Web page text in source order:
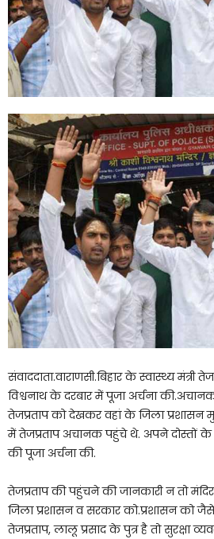
संवाददाता.वाराणसी.बिहार के स्वास्थ्य मंत्री
विश्वनाथ के दरबार में पूजा अर्चना
तेजप्रताप को देखकर वहां के जिला प्रशासन
में तेजप्रताप अचानक पहुंचे थे. अपने दोस्तों के
की पूजा अर्चना की.
तेजप्रताप की पहुंचने की जानकारी न तो
जिला प्रशासन व सरकार को.प्रशासन को
तेजप्रताप, लालू प्रसाद के पुत्र है तो सुरक्षा